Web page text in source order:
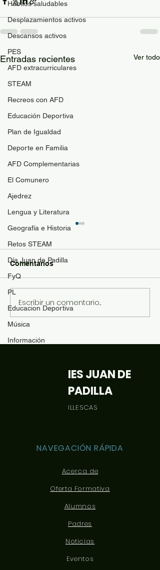
Hábitos saludables
Desplazamientos activos
Descansos activos
PES
AFD extracurriculares
STEAM
Recreos con AFD
Educación Deportiva
Plan de Igualdad
Deporte en Familia
AFD Complementarias
El Comunero
Ajedrez
Lengua y Literatura
Geografía e Historia
Retos STEAM
Día Juan de Padilla
FyQ
PL
Educacion Deportiva
Música
Información
Entradas recientes Ver todo
Ganador del reto STEAM
de matemáticas
Comentarios
Escribir un comentario...
IES JUAN DE
PADILLA
ILLESCAS
NAVEGACIÓN RÁPIDA
Acerca de
Oferta Formativa
Alumnos
Padres
Noticias
Eventos